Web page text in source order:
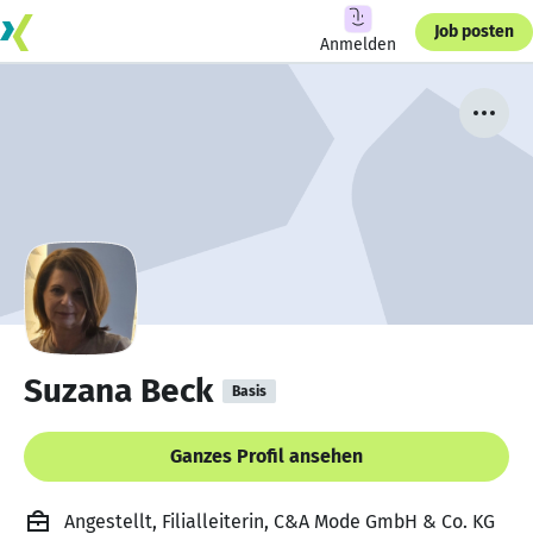
Anmelden
Job posten
Suzana Beck Basis
Ganzes Profil ansehen
Angestellt, Filialleiterin, C&A Mode GmbH & Co. KG